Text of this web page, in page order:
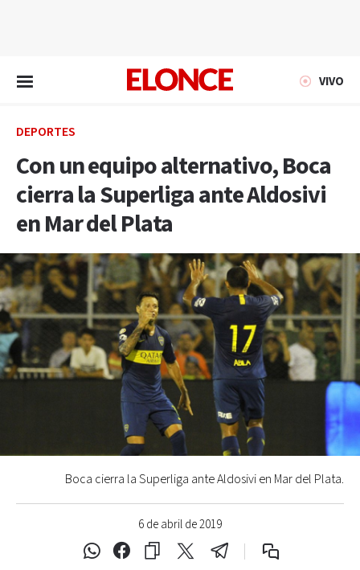
VIVO
DEPORTES
Con un equipo alternativo, Boca
cierra la Superliga ante Aldosivi
en Mar del Plata
6 de abril de 2019
Boca cierra la Superliga ante Aldosivi en Mar del Plata.